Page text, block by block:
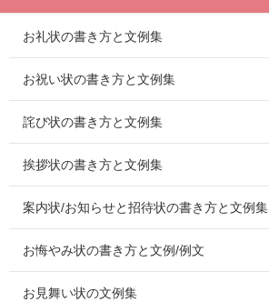
お礼状の書き方と文例集
お祝い状の書き方と文例集
詫び状の書き方と文例集
挨拶状の書き方と文例集
案内状/お知らせと招待状の書き方と文例集
お悔やみ状の書き方と文例/例文
お見舞い状の文例集